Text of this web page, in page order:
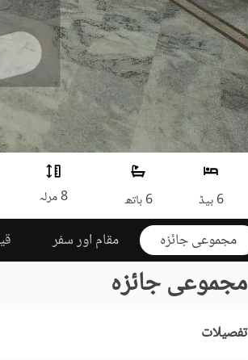
6 بیڈ 6 باتھ 8 مرلہ
مجموعی جائزہ مقام اور سفر
مجموعی جائزہ
تفصیلات